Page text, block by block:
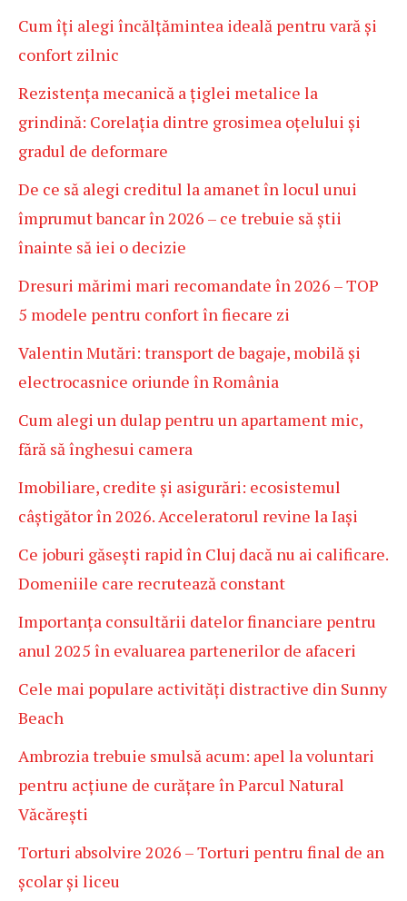
Cum îți alegi încălțămintea ideală pentru vară și
confort zilnic
Rezistența mecanică a țiglei metalice la
grindină: Corelația dintre grosimea oțelului și
gradul de deformare
De ce să alegi creditul la amanet în locul unui
împrumut bancar în 2026 – ce trebuie să știi
înainte să iei o decizie
Dresuri mărimi mari recomandate în 2026 – TOP
5 modele pentru confort în fiecare zi
Valentin Mutări: transport de bagaje, mobilă și
electrocasnice oriunde în România
Cum alegi un dulap pentru un apartament mic,
fără să înghesui camera
Imobiliare, credite și asigurări: ecosistemul
câștigător în 2026. Acceleratorul revine la Iași
Ce joburi găsești rapid în Cluj dacă nu ai calificare.
Domeniile care recrutează constant
Importanța consultării datelor financiare pentru
anul 2025 în evaluarea partenerilor de afaceri
Cele mai populare activități distractive din Sunny
Beach
Ambrozia trebuie smulsă acum: apel la voluntari
pentru acțiune de curățare în Parcul Natural
Văcărești
Torturi absolvire 2026 – Torturi pentru final de an
școlar și liceu